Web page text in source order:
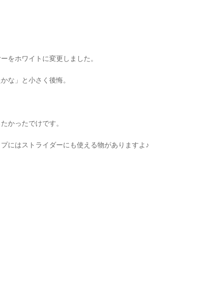
をホワイトに変更しました。
な」と小さく後悔。
かったでけです。
にはストライダーにも使える物がありますよ♪